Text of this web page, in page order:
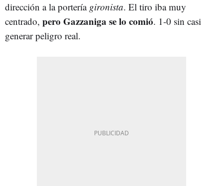
dirección a la portería gironista. El tiro iba muy
centrado, pero Gazzaniga se lo comió. 1-0 sin casi
generar peligro real.